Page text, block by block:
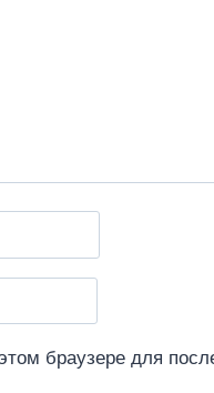
браузере для